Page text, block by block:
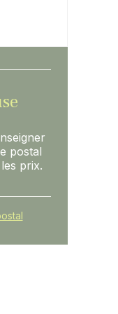
postal
prix.